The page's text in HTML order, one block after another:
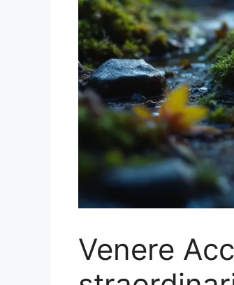
Venere